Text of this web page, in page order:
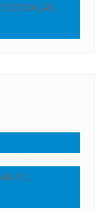
DOSYALAR,
hiç